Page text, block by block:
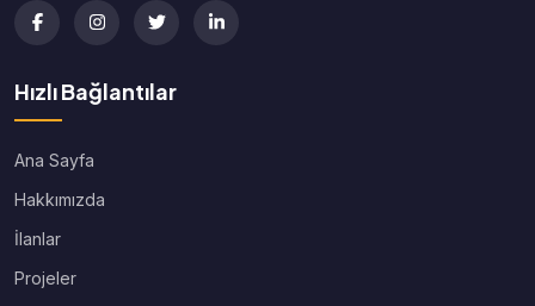
Hızlı Bağlantılar
Ana Sayfa
Hakkımızda
İlanlar
Projeler